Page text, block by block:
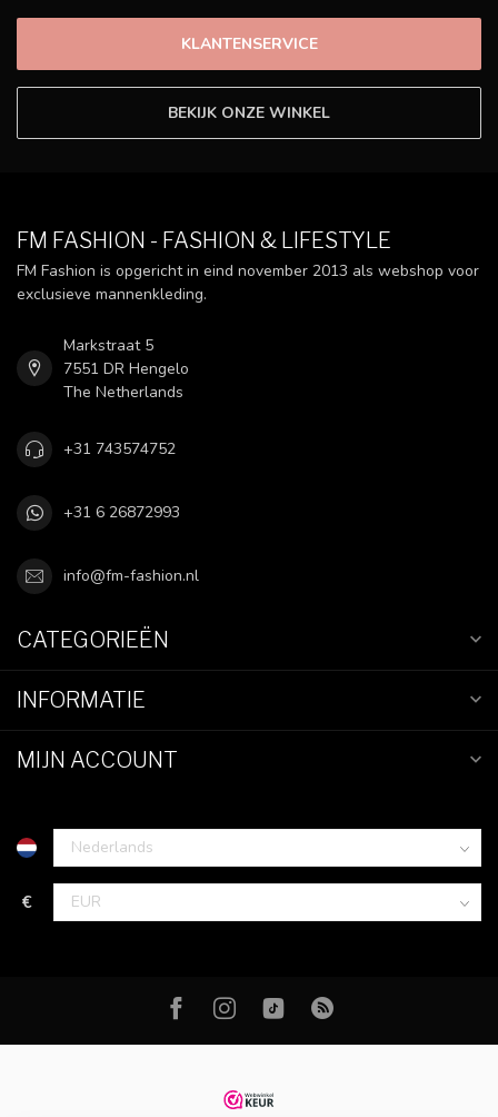
KLANTENSERVICE
BEKIJK ONZE WINKEL
FM FASHION - FASHION & LIFESTYLE
FM Fashion is opgericht in eind november 2013 als webshop voor
exclusieve mannenkleding.
Markstraat 5
7551 DR Hengelo
The Netherlands
+31 743574752
+31 6 26872993
info@fm-fashion.nl
CATEGORIEËN
INFORMATIE
MIJN ACCOUNT
€